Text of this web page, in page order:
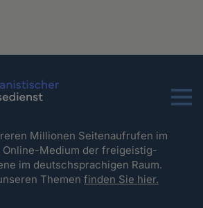
Menu
Millionen Seitenaufrufen im
Medium der freigeistig-
im deutschsprachigen Raum.
Themenfinden Sie hier.